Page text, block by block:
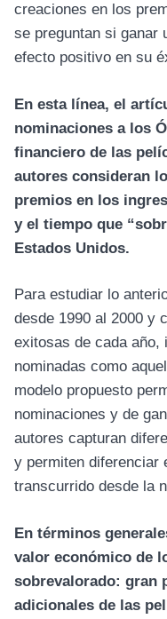
creaciones en los
se preguntan si ganar
efecto positivo en su
En esta línea, el
nominaciones a los
financiero de las
autores consideran
premios en los
y el tiempo que
Estados Unidos.
Para estudiar lo
desde 1990 al 2000 y
exitosas de cada año,
nominadas como
modelo propuesto
nominaciones y de
autores capturan
y permiten diferenciar
transcurrido desde la
En términos
valor económico de
sobrevalorado: gran
adicionales de las